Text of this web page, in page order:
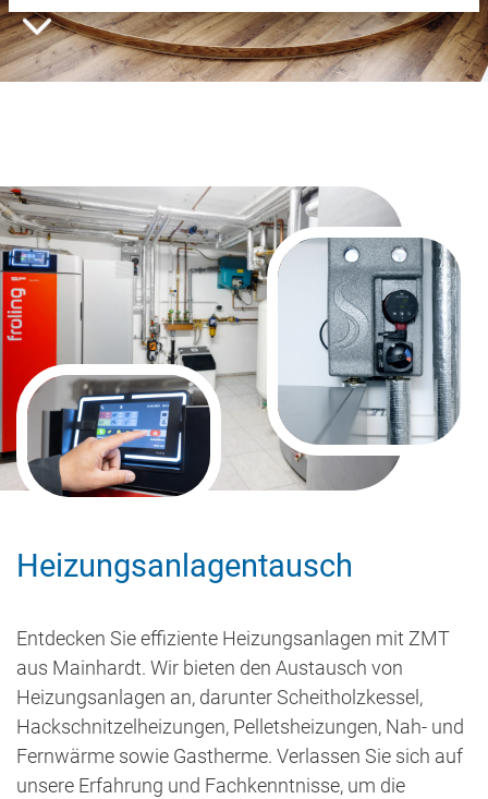
Heizungsanlagentausch
Entdecken Sie effiziente Heizungsanlagen mit ZMT
aus Mainhardt. Wir bieten den Austausch von
Heizungsanlagen an, darunter Scheitholzkessel,
Hackschnitzelheizungen, Pelletsheizungen, Nah- und
Fernwärme sowie Gastherme. Verlassen Sie sich auf
unsere Erfahrung und Fachkenntnisse, um die